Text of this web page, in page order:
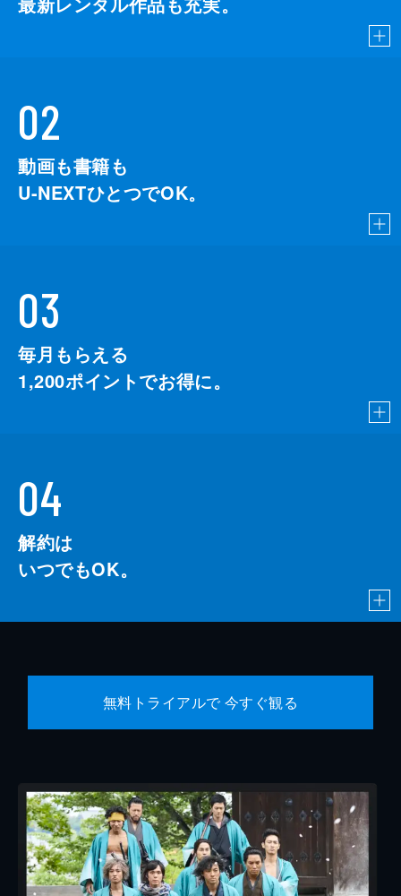
02
動画も書籍も
U-NEXTひとつでOK。
03
毎月もらえる
1,200ポイントでお得に。
04
解約は
いつでもOK。
無料トライアルで 今すぐ観る